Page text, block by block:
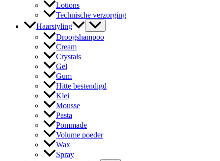
Lotions
Technische verzorging
Haarstyling
Droogshampoo
Cream
Crystals
Gel
Gum
Hitte bestendigd
Klei
Mousse
Pasta
Pommade
Volume poeder
Wax
Spray